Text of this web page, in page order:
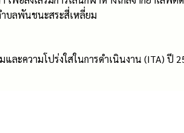
บลพันชนะสระสี่เหลี่ยม
ความโปร่งใสในการดำเนินงาน (ITA) ปี